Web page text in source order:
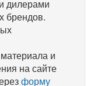
дилерами
брендов.
и
на сайте
форму